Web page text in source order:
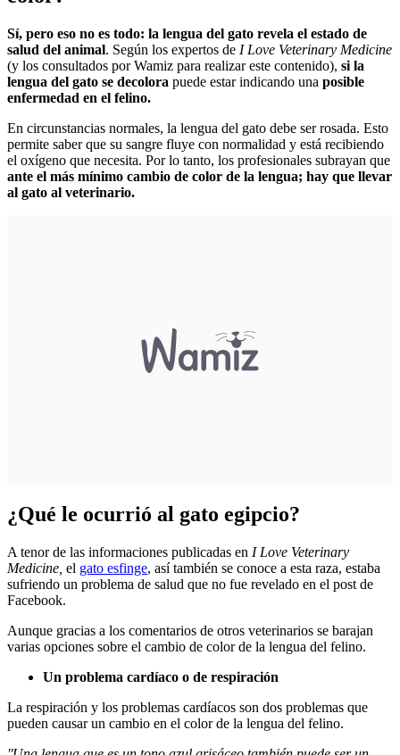
Sí, pero eso no es todo: la lengua del gato revela el estado de
salud del animal. Según los expertos de I Love Veterinary Medicine
(y los consultados por Wamiz para realizar este contenido), si la
lengua del gato se decolora puede estar indicando una posible
enfermedad en el felino.
En circunstancias normales, la lengua del gato debe ser rosada. Esto
permite saber que su sangre fluye con normalidad y está recibiendo
el oxígeno que necesita. Por lo tanto, los profesionales subrayan que
ante el más mínimo cambio de color de la lengua; hay que llevar
al gato al veterinario.
¿Qué le ocurrió al gato egipcio?
A tenor de las informaciones publicadas en I Love Veterinary
Medicine, el gato esfinge, así también se conoce a esta raza, estaba
sufriendo un problema de salud que no fue revelado en el post de
Facebook.
Aunque gracias a los comentarios de otros veterinarios se barajan
varias opciones sobre el cambio de color de la lengua del felino.
Un problema cardíaco o de respiración
La respiración y los problemas cardíacos son dos problemas que
pueden causar un cambio en el color de la lengua del felino.